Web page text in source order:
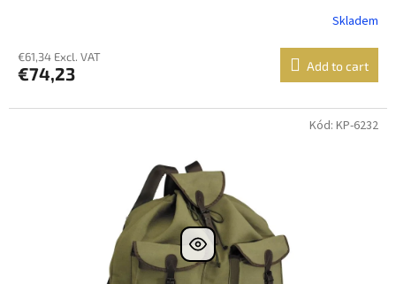
Skladem
€61,34 Excl. VAT
€74,23 Add to cart
Kód: KP-6232